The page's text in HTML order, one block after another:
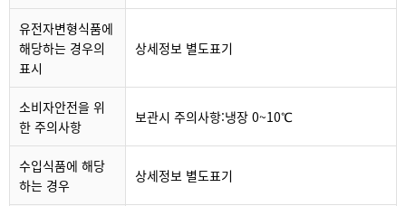
유전자변형식품에
해당하는 경우의
표시
상세정보 별도표기
소비자안전을 위
한 주의사항
보관시 주의사항:냉장 0~10℃
수입식품에 해당
하는 경우
상세정보 별도표기